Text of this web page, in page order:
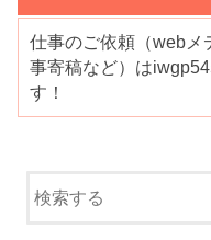
仕事のご依頼（webメ
事寄稿など）は
す！